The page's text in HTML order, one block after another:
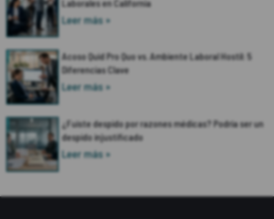
Laborales en California
Leer más »
Acoso Quid Pro Quo vs. Ambiente Laboral Hostil: 5
Diferencias Clave
Leer más »
¿Fuiste despido por razones médicas? Podría ser un
despido injustificado
Leer más »